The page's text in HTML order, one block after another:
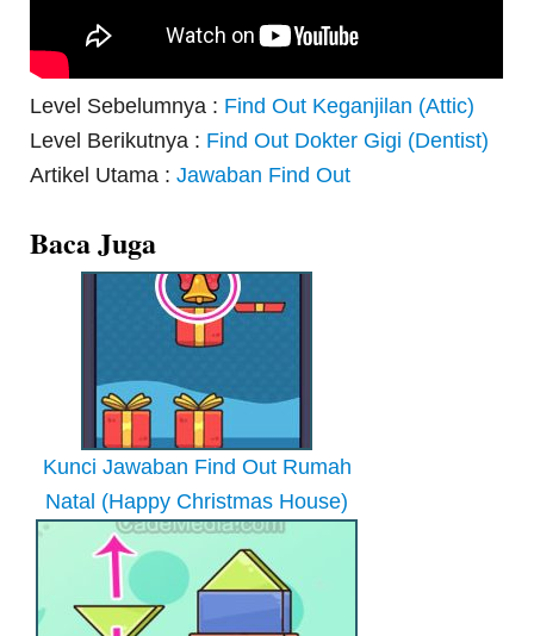
Level Sebelumnya : Find Out Keganjilan (Attic)
Level Berikutnya : Find Out Dokter Gigi (Dentist)
Artikel Utama :Jawaban Find Out
Baca Juga
Kunci Jawaban Find Out Rumah
Natal (Happy Christmas House)